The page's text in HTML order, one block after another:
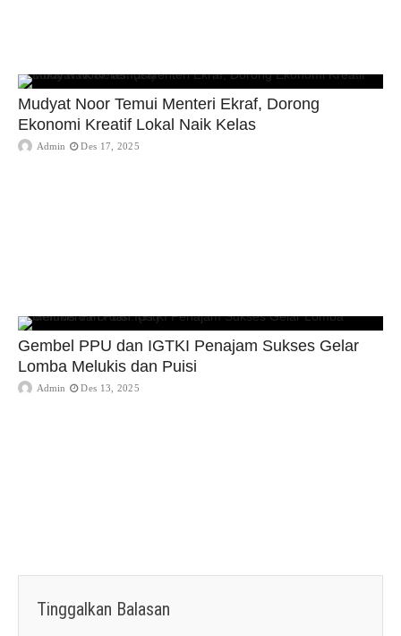
Mudyat Noor Temui Menteri Ekraf, Dorong
Ekonomi Kreatif Lokal Naik Kelas
Admin Des 17, 2025
Gembel PPU dan IGTKI Penajam Sukses Gelar
Lomba Melukis dan Puisi
Admin Des 13, 2025
Tinggalkan Balasan